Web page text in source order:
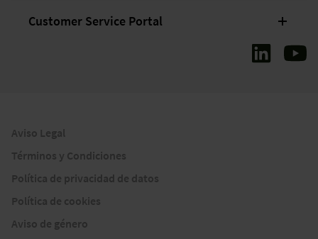
Customer Service Portal
Aviso Legal
Términos y Condiciones
Política de privacidad de datos
Política de cookies
Aviso de género